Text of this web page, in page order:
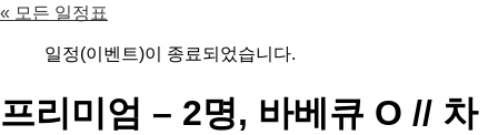
« 모든 일정표
일정(이벤트)이 종료되었습니다.
프리미엄 – 2명, 바베큐 O // 차